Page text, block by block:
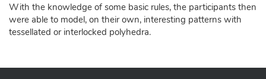
With the knowledge of some basic rules, the participants then
were able to model, on their own, interesting patterns with
tessellated or interlocked polyhedra.